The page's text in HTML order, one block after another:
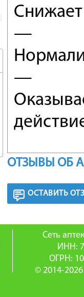
—
—
—
ОТЗЫВЫ ОБ
ОСТАВИТЬ
Сеть
ИНН:
ОГРН:
© 2014-